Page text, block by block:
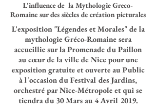
L'influence de la Mythologie Greco-
Romaine sur des siècles de création picturales
L'exposition "Légendes et Morales" de la
mythologie Gréco-Romaine sera
accueillie sur la Promenade du Paillon
au cœur de la ville de Nice pour une
exposition gratuite et ouverte au Public
à l'occasion du Festival des Jardins,
orchestré par Nice-Métropole et qui se
tiendra du 30 Mars au 4 Avril 2019.